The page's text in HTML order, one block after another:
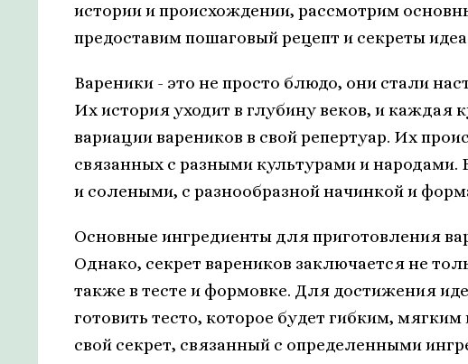
истории и происхождении, рассмотрим
предоставим пошаговый рецепт и секреты
Вареники - это не просто блюдо, они стали
Их история уходит в глубину веков, и каждая
вариации вареников в свой репертуар. Их
связанных с разными культурами и народами.
и солеными, с разнообразной начинкой и
Основные ингредиенты для приготовления
Однако, секрет вареников заключается не
также в тесте и формовке. Для достижения
готовить тесто, которое будет гибким,
свой секрет, связанный с определенными